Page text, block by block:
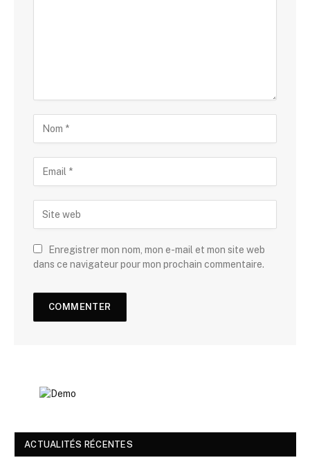
Enregistrer mon nom, mon e-mail et mon site web
dans ce navigateur pour mon prochain commentaire.
ACTUALITÉS RÉCENTES